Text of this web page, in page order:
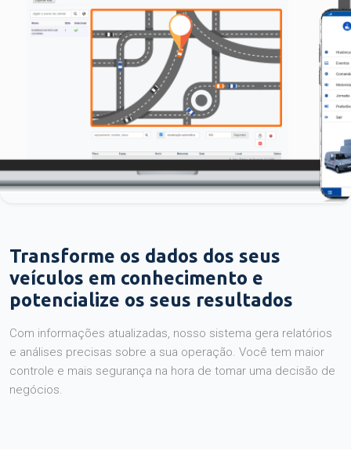
Transforme os dados dos seus
veículos em conhecimento e
potencialize os seus resultados
Com informações atualizadas, nosso sistema gera relatórios
e análises precisas sobre a sua operação. Você tem maior
controle e mais segurança na hora de tomar uma decisão de
negócios.